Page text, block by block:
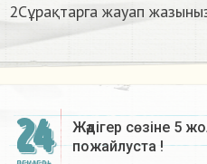
2Сұрақтарга жауап
24
Жәдігер сөзіне 5
пожайлуста !